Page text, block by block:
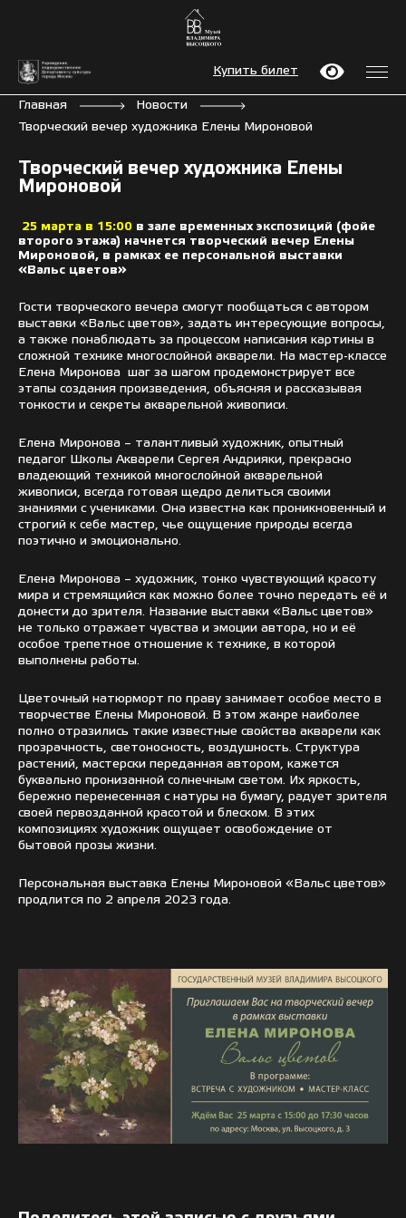
Купить билет
Главная
Новости
Творческий вечер художника Елены Мироновой
Творческий вечер художника Елены
Мироновой
25 марта в 15:00 в зале временных экспозиций (фойе
второго этажа) начнется творческий вечер Елены
Мироновой, в рамках ее персональной выставки
«Вальс цветов»
Гости творческого вечера смогут пообщаться с автором
выставки «Вальс цветов», задать интересующие вопросы,
а также понаблюдать за процессом написания картины в
сложной технике многослойной акварели. На мастер-классе
Елена Миронова шаг за шагом продемонстрирует все
этапы создания произведения, объясняя и рассказывая
тонкости и секреты акварельной живописи.
Елена Миронова – талантливый художник, опытный
педагог Школы Акварели Сергея Андрияки, прекрасно
владеющий техникой многослойной акварельной
живописи, всегда готовая щедро делиться своими
знаниями с учениками. Она известна как проникновенный и
строгий к себе мастер, чье ощущение природы всегда
поэтично и эмоционально.
Елена Миронова – художник, тонко чувствующий красоту
мира и стремящийся как можно более точно передать её и
донести до зрителя. Название выставки «Вальс цветов»
не только отражает чувства и эмоции автора, но и её
особое трепетное отношение к технике, в которой
выполнены работы.
Цветочный натюрморт по праву занимает особое место в
творчестве Елены Мироновой. В этом жанре наиболее
полно отразились такие известные свойства акварели как
прозрачность, светоносность, воздушность. Структура
растений, мастерски переданная автором, кажется
буквально пронизанной солнечным светом. Их яркость,
бережно перенесенная с натуры на бумагу, радует зрителя
своей первозданной красотой и блеском. В этих
композициях художник ощущает освобождение от
бытовой прозы жизни.
Персональная выставка Елены Мироновой «Вальс цветов»
продлится по 2 апреля 2023 года.